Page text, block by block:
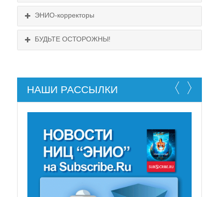
ЭНИО-корректоры
БУДЬТЕ ОСТОРОЖНЫ!
НАШИ РАССЫЛКИ